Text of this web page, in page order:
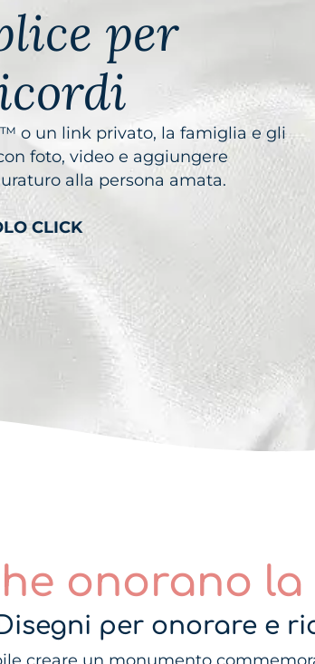
per
o un link privato, la famiglia e gli
foto, video e aggiungere
alla persona amata.
CLICK
onorano
per onorare e